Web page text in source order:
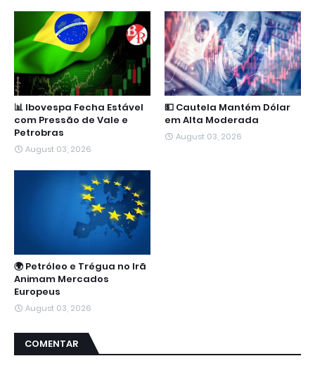
📊 Ibovespa Fecha Estável
com Pressão de Vale e
Petrobras
August 03, 2026
💵 Cautela Mantém Dólar
em Alta Moderada
August 03, 2026
🌍 Petróleo e Trégua no Irã
Animam Mercados
Europeus
August 03, 2026
COMENTAR